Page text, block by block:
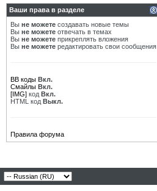
Ваши права в разделе
Вы не можете создавать новые темы
Вы не можете отвечать в темах
Вы не можете прикреплять вложения
Вы не можете редактировать свои сообщения
BB коды Вкл.
Смайлы Вкл.
[IMG] код Вкл.
HTML код Выкл.
Правила форума